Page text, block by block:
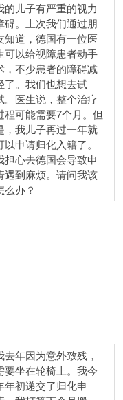
的儿子有严重的视力
碍。上次我们通过朋
知道，德国有一位医
可以给视障患者动手
，不少患者的障碍减
了。我们也想去试
。医生说，整个治疗
程可能需要7个月。但
，我儿子再过一年就
以申请归化入籍了。
担心去德国会导致申
遇到麻烦。请问我该
么办？
去年因为意外致残，
要坐在轮椅上。我今
年初递交了归化申